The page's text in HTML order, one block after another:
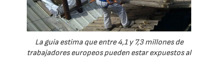
La guía estima que entre 4,1 y 7,3 millones de
trabajadores europeos pueden estar expuestos al